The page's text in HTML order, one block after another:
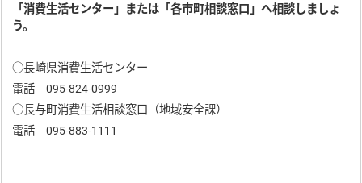
「消費生活センター」または「各市町相談窓口」へ相談しましょ
う。
○長崎県消費生活センター
電話 095-824-0999
○長与町消費生活相談窓口（地域安全課）
電話 095-883-1111